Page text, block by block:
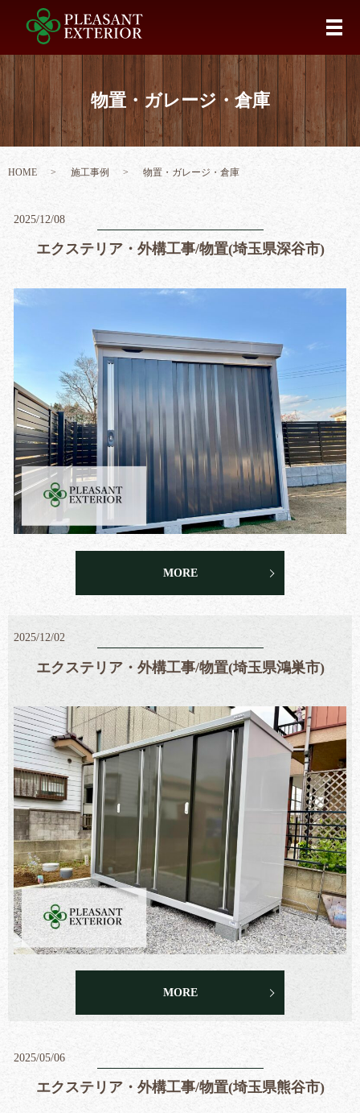
メ
物置・ガレージ・倉庫
HOME 施工事例 物置・ガレージ・倉庫
2025/12/08
エクステリア・外構工事/物置(埼玉県深谷市)
MORE
2025/12/02
エクステリア・外構工事/物置(埼玉県鴻巣市)
MORE
2025/05/06
エクステリア・外構工事/物置(埼玉県熊谷市)